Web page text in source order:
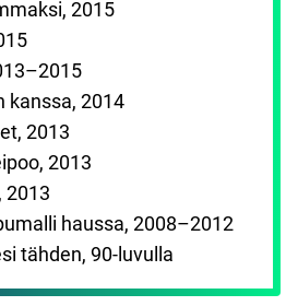
2015
kanssa, 2014
2013
2013
2013
haussa, 2008–2012
tähden, 90-luvulla